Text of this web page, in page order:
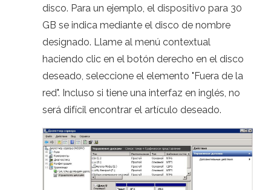
disco. Para un ejemplo, el dispositivo para 30
GB se indica mediante el disco de nombre
designado. Llame al menú contextual
haciendo clic en el botón derecho en el disco
deseado, seleccione el elemento "Fuera de la
red". Incluso si tiene una interfaz en inglés, no
será difícil encontrar el artículo deseado.